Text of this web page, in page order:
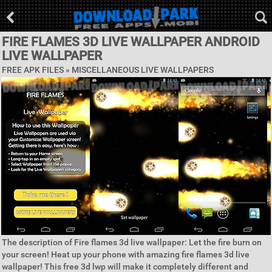
FIRE FLAMES 3D LIVE WALLPAPER ANDROID
LIVE WALLPAPER
FREE APK FILES » MISCELLANEOUS LIVE WALLPAPERS
The description of Fire flames 3d live wallpaper: Let the fire burn on
your screen! Heat up your phone with amazing fire flames 3d live
wallpaper! This free 3d lwp will make it completely different and